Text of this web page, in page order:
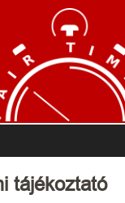
tájékoztató